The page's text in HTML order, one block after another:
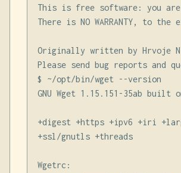
This is free software: you
There is NO WARRANTY, to
Originally written by Hrvoje
Please send bug reports and
$ ~/opt/bin/wget --version
GNU Wget 1.15.151-35ab built
+digest +https +ipv6 +iri
+ssl/gnutls +threads
Wgetrc: